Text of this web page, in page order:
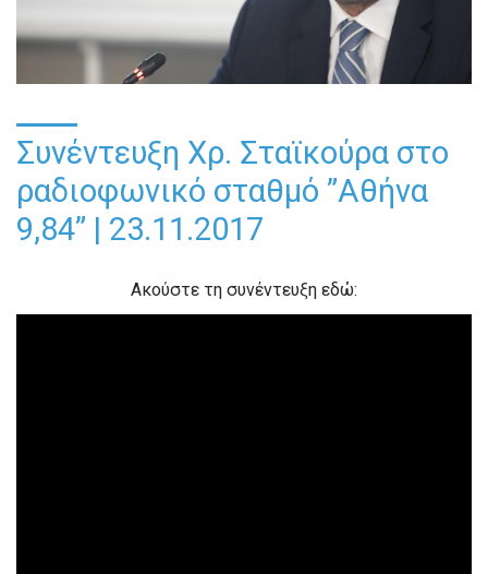
Συνέντευξη Χρ. Σταϊκούρα στο
ραδιοφωνικό σταθμό ”Αθήνα
9,84” | 23.11.2017
Ακούστε τη συνέντευξη εδώ: